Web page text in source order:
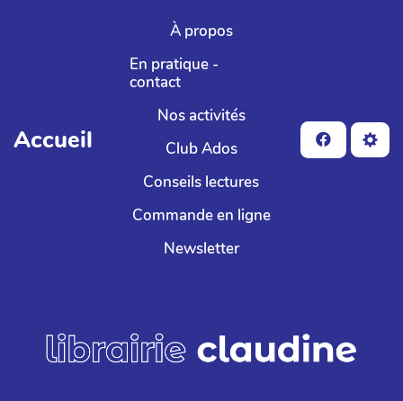
Aller au contenu principal
Accueil
À propos
En pratique -
contact
Nos activités
Club Ados
Conseils lectures
Commande en ligne
Newsletter